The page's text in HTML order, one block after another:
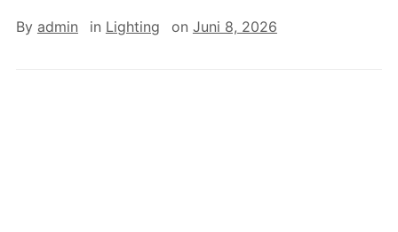
By admin in Lighting on Juni 8, 2026